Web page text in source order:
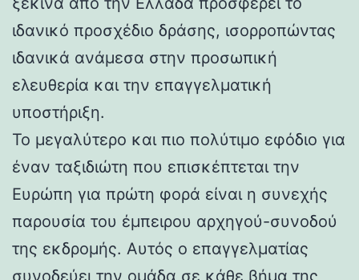
ιδανικό προσχέδιο δράσης, ισορροπώντας
ιδανικά ανάμεσα στην προσωπική
ελευθερία και την επαγγελματική
υποστήριξη.
Το μεγαλύτερο και πιο πολύτιμο εφόδιο για
έναν ταξιδιώτη που επισκέπτεται την
Ευρώπη για πρώτη φορά είναι η συνεχής
παρουσία του έμπειρου αρχηγού-συνοδού
της εκδρομής. Αυτός ο επαγγελματίας
συνοδεύει την ομάδα σε κάθε βήμα της